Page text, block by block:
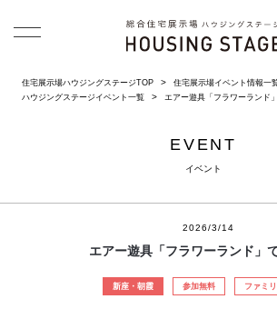
住宅展示場ハウジングステージTOP 住宅展示場イベント情報一
ハウジングステージイベント一覧
エアー遊具「フラワーランド
EVENT
イベント
2026/3/14
エアー遊具「フラワーランド」
新座・朝霞 参加無料 ファミ